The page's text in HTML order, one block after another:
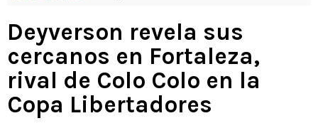
Deyverson revela sus
cercanos en Fortaleza,
rival de Colo Colo en la
Copa Libertadores